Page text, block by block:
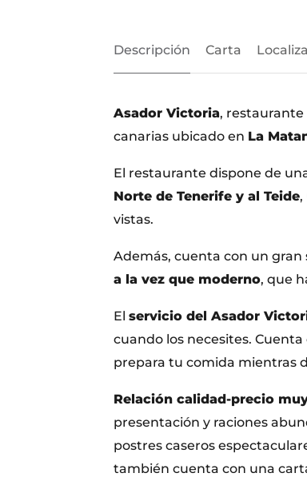
Descripción Carta
Asador Victoria, restaurante
canarias ubicado en La
El restaurante dispone de
Norte de Tenerife y al Teide,
vistas.
Además, cuenta con un
a la vez que moderno, que
El servicio del Asador
cuando los necesites.
prepara tu comida mientras
Relación calidad-precio
presentación y raciones
postres caseros
también cuenta con una